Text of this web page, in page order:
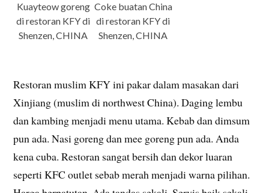
Kuayteow goreng
di restoran KFY di
Shenzen, CHINA
Coke buatan China
di restoran KFY di
Shenzen, CHINA
Restoran muslim KFY ini pakar dalam masakan dari
Xinjiang (muslim di northwest China). Daging lembu
dan kambing menjadi menu utama. Kebab dan dimsum
pun ada. Nasi goreng dan mee goreng pun ada. Anda
kena cuba. Restoran sangat bersih dan dekor luaran
seperti KFC outlet sebab merah menjadi warna pilihan.